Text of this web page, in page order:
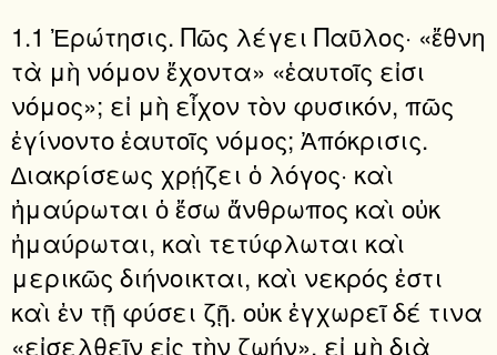
1.1 Ἐρώτησις. Πῶς λέγει Παῦλος· «ἔθνη
τὰ μὴ νόμον ἔχοντα» «ἑαυτοῖς εἰσι
νόμος»; εἰ μὴ εἶχον τὸν φυσικόν, πῶς
ἐγίνοντο ἑαυτοῖς νόμος; Ἀπόκρισις.
∆ιακρίσεως χρῄζει ὁ λόγος· καὶ
ἠμαύρωται ὁ ἔσω ἄνθρωπος καὶ οὐκ
ἠμαύρωται, καὶ τετύφλωται καὶ
μερικῶς διήνοικται, καὶ νεκρός ἐστι
καὶ ἐν τῇ φύσει ζῇ. οὐκ ἐγχωρεῖ δέ τινα
«εἰσελθεῖν εἰς τὴν ζωήν», εἰ μὴ διὰ